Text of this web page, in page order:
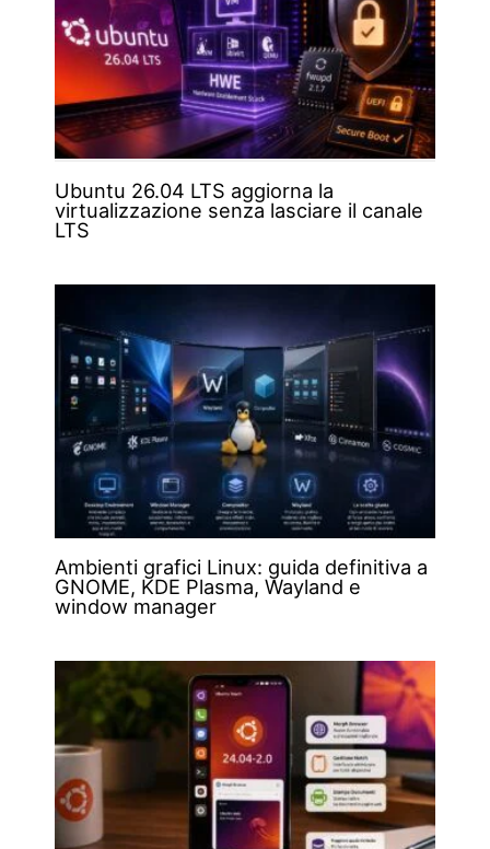
Ubuntu 26.04 LTS aggiorna la
virtualizzazione senza lasciare il canale
LTS
Ambienti grafici Linux: guida definitiva a
GNOME, KDE Plasma, Wayland e
window manager